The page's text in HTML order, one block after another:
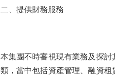
二、提供財務服務
本集團不時審視現有業務及探
類，當中包括資產管理、融資